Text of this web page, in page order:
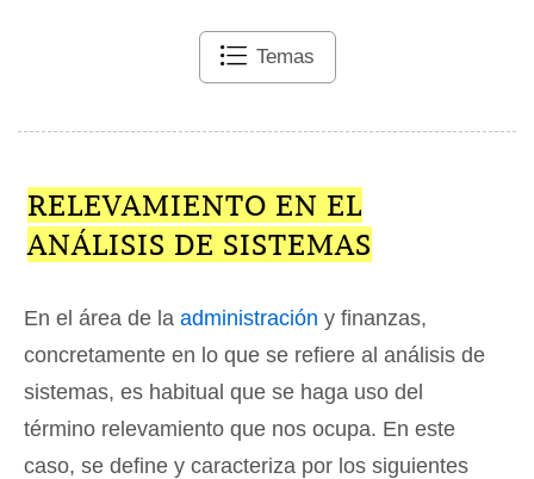
Temas
RELEVAMIENTO EN EL
ANÁLISIS DE SISTEMAS
En el área de la administración y finanzas,
concretamente en lo que se refiere al análisis de
sistemas, es habitual que se haga uso del
término relevamiento que nos ocupa. En este
caso, se define y caracteriza por los siguientes